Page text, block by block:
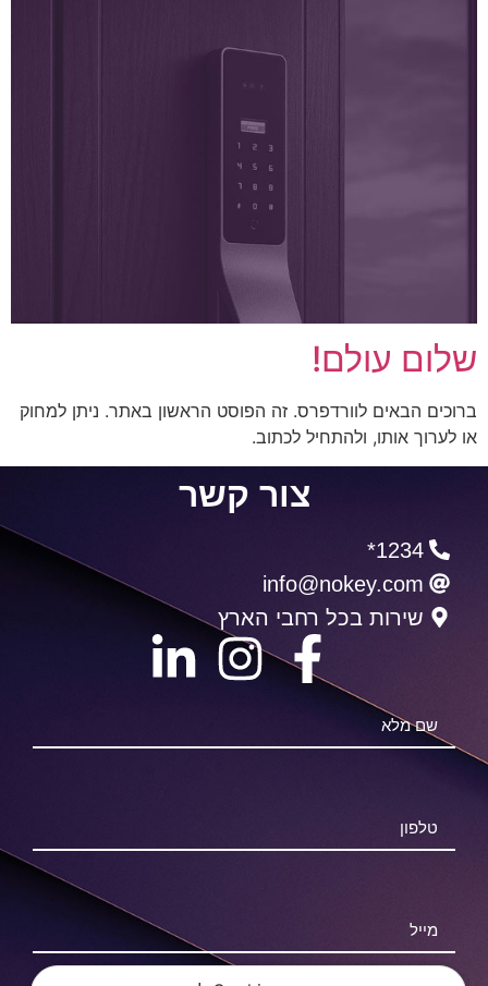
שלום עולם!
ברוכים הבאים לוורדפרס. זה הפוסט הראשון באתר. ניתן למחוק
או לערוך אותו, ולהתחיל לכתוב.
צור קשר
1234*
info@nokey.com
שירות בכל רחבי הארץ